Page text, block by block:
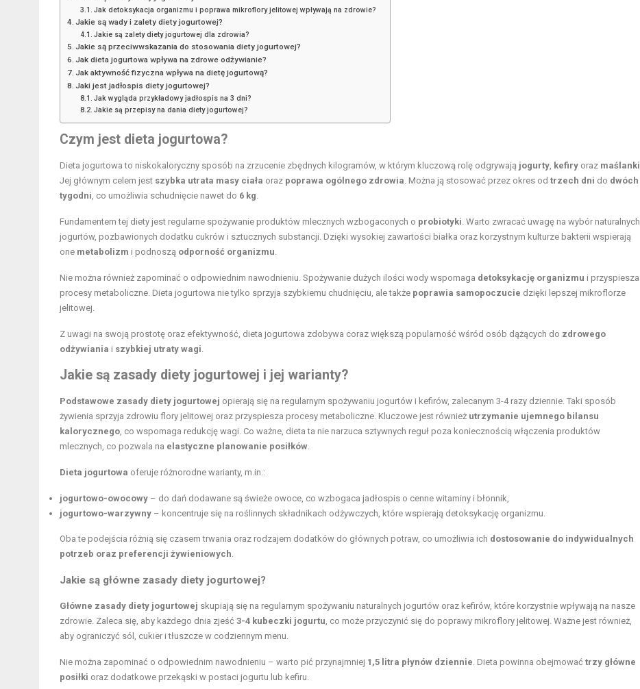
Jak detoksykacja organizmu i poprawa mikroflory jelitowej wpływają na zdrowie?
Jakie są wady i zalety diety jogurtowej?
Jakie są zalety diety jogurtowej dla zdrowia?
Jakie są przeciwwskazania do stosowania diety jogurtowej?
Jak dieta jogurtowa wpływa na zdrowe odżywianie?
Jak aktywność fizyczna wpływa na dietę jogurtową?
Jaki jest jadłospis diety jogurtowej?
Jak wygląda przykładowy jadłospis na 3 dni?
Jakie są przepisy na dania diety jogurtowej?
Czym jest dieta jogurtowa?
Dieta jogurtowa to niskokaloryczny sposób na zrzucenie zbędnych kilogramów, w którym kluczową rolę odgrywają jogurty, kefiry oraz maślanki
Jej głównym celem jest szybka utrata masy ciała oraz poprawa ogólnego zdrowia. Można ją stosować przez okres od trzech dni do dwóch
tygodni, co umożliwia schudnięcie nawet do 6 kg.
Fundamentem tej diety jest regularne spożywanie produktów mlecznych wzbogaconych o probiotyki. Warto zwracać uwagę na wybór naturalnych
jogurtów, pozbawionych dodatku cukrów i sztucznych substancji. Dzięki wysokiej zawartości białka oraz korzystnym kulturze bakterii wspierają
one metabolizm i podnoszą odporność organizmu.
Nie można również zapominać o odpowiednim nawodnieniu. Spożywanie dużych ilości wody wspomaga detoksykację organizmu i przyspiesza
procesy metaboliczne. Dieta jogurtowa nie tylko sprzyja szybkiemu chudnięciu, ale także poprawia samopoczucie dzięki lepszej mikroflorze
jelitowej.
Z uwagi na swoją prostotę oraz efektywność, dieta jogurtowa zdobywa coraz większą popularność wśród osób dążących do zdrowego
odżywiania i szybkiej utraty wagi.
Jakie są zasady diety jogurtowej i jej warianty?
Podstawowe zasady diety jogurtowej opierają się na regularnym spożywaniu jogurtów i kefirów, zalecanym 3-4 razy dziennie. Taki sposób
żywienia sprzyja zdrowiu flory jelitowej oraz przyspiesza procesy metaboliczne. Kluczowe jest również utrzymanie ujemnego bilansu
kalorycznego, co wspomaga redukcję wagi. Co ważne, dieta ta nie narzuca sztywnych reguł poza koniecznością włączenia produktów
mlecznych, co pozwala na elastyczne planowanie posiłków.
Dieta jogurtowa oferuje różnorodne warianty, m.in.:
jogurtowo-owocowy – do dań dodawane są świeże owoce, co wzbogaca jadłospis o cenne witaminy i błonnik,
jogurtowo-warzywny – koncentruje się na roślinnych składnikach odżywczych, które wspierają detoksykację organizmu.
Oba te podejścia różnią się czasem trwania oraz rodzajem dodatków do głównych potraw, co umożliwia ich dostosowanie do indywidualnych
potrzeb oraz preferencji żywieniowych.
Jakie są główne zasady diety jogurtowej?
Główne zasady diety jogurtowej skupiają się na regularnym spożywaniu naturalnych jogurtów oraz kefirów, które korzystnie wpływają na nasze
zdrowie. Zaleca się, aby każdego dnia zjeść 3-4 kubeczki jogurtu, co może przyczynić się do poprawy mikroflory jelitowej. Ważne jest również,
aby ograniczyć sól, cukier i tłuszcze w codziennym menu.
Nie można zapominać o odpowiednim nawodnieniu – warto pić przynajmniej 1,5 litra płynów dziennie. Dieta powinna obejmować trzy główne
posiłki oraz dodatkowe przekąski w postaci jogurtu lub kefiru.